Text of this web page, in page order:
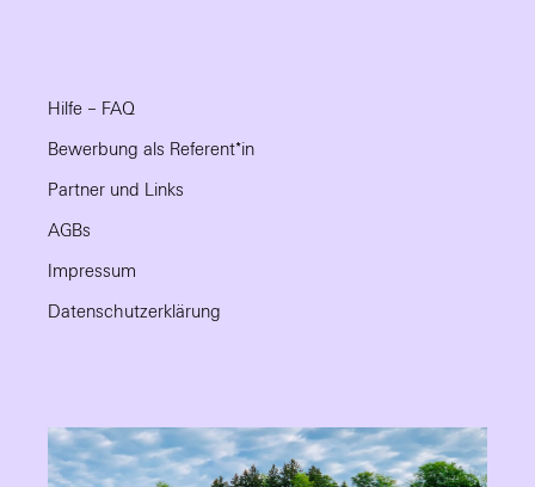
Hilfe – FAQ
Bewerbung als Referent*in
Partner und Links
AGBs
Impressum
Datenschutzerklärung